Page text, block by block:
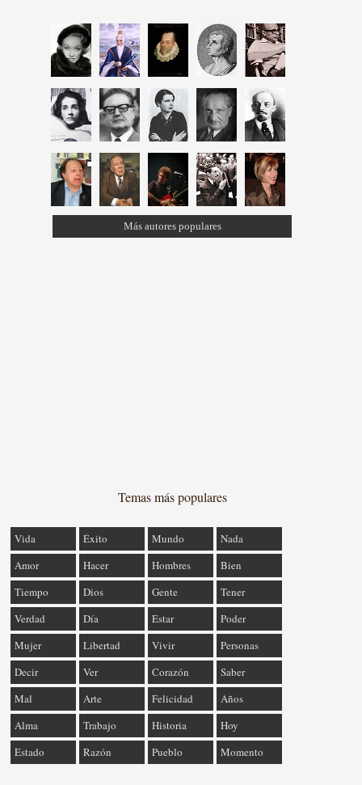
Más autores populares
Temas más populares
Vida Éxito Mundo
Nada
Amor
Hacer Hombres
Bien
Tiempo
Dios Gente
Tener
Verdad
Día Estar
Poder
Mujer
Libertad Vivir
Personas
Decir
Ver Corazón
Saber
Mal
Arte Felicidad
Años
Alma
Trabajo Historia
Hoy
Estado
Razón Pueblo Momento